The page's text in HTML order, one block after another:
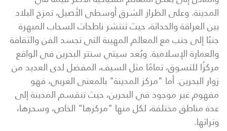
المدينة. وعلى الطراز الشرق أوسطي الأصيل، تمزج البلاد
بين العراقة والحداثة، حيث تنتشر ناطحات السحاب المبهرة
جنبًا إلى جنب مع المعالم المهيبة التي تجسد الفن والثقافة
والعمارة الإسلامية. ويُعد سيتي سنتر البحرين في الواقع
مركزًا للتسوق، تمامًا مثل السيف، المفضل لدى العديد من
زوار البحرين. أما "مركز المدينة" بالمعنى الغربي، فهو
مفهوم غير موجود في البحرين، حيث تنقسم المدينة إلى
عدة مناطق مختلفة، لكل منها "مركزها" الخاص، وسحرها،
وتراثها.